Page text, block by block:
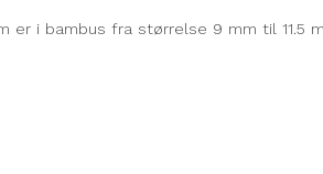
er i bambus fra størrelse 9 mm til 11.5